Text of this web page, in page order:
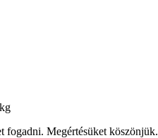
fogadni. Megértésüket köszönjük.